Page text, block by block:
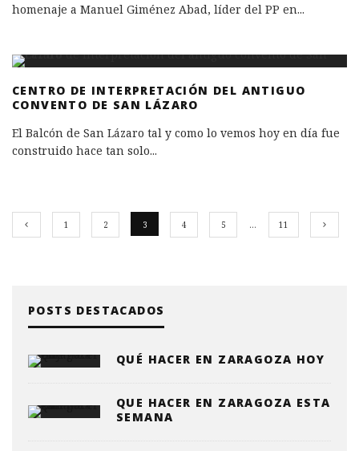
homenaje a Manuel Giménez Abad, líder del PP en...
CENTRO DE INTERPRETACIÓN DEL ANTIGUO
CONVENTO DE SAN LÁZARO
El Balcón de San Lázaro tal y como lo vemos hoy en día fue
construido hace tan solo...
1 2 3 4 5 … 11
POSTS DESTACADOS
QUÉ HACER EN ZARAGOZA HOY
QUE HACER EN ZARAGOZA ESTA
SEMANA